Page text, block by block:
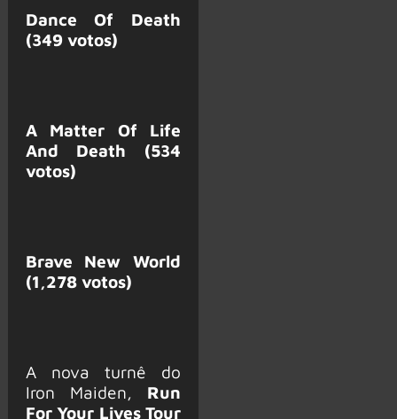
Dance Of Death
(349 votos)
A Matter Of Life
And Death (534
votos)
Brave New World
(1,278 votos)
A nova turnê do
Iron Maiden, Run
For Your Lives Tour